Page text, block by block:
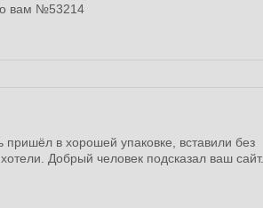
вам №53214
в хорошей упаковке, вставили без
Добрый человек подсказал ваш сайт.